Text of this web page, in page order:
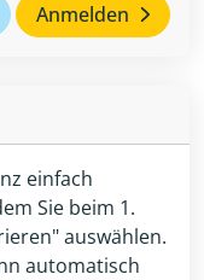
Anmelden
einfach
Sie beim 1.
auswählen.
automatisch